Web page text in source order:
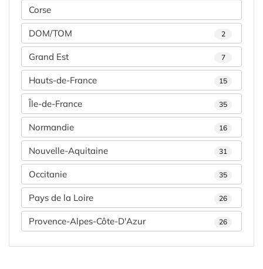
Corse
DOM/TOM 2
Grand Est 7
Hauts-de-France 15
Île-de-France 35
Normandie 16
Nouvelle-Aquitaine 31
Occitanie 35
Pays de la Loire 26
Provence-Alpes-Côte-D'Azur 26